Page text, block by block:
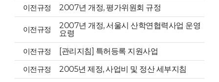
이전규정
2007년 개정, 평가위원회 규정
이전규정
2007년 개정, 서울시 산학연협력사업 운영
요령
이전규정
[관리지침] 특허등록 지원사업
이전규정
2005년 제정, 사업비 및 정산 세부지침